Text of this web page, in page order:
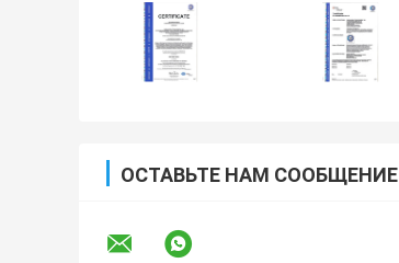
ОСТАВЬТЕ НАМ СООБЩЕНИЕ